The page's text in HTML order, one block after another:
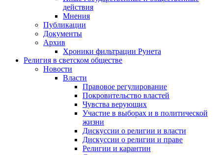
действия
Мнения
Публикации
Документы
Архив
Хроники фильтрации Рунета
Религия в светском обществе
Новости
Власти
Правовое регулирование
Покровительство властей
Чувства верующих
Участие в выборах и в политической
жизни
Дискуссии о религии и власти
Дискуссии о религии и праве
Религии и карантин